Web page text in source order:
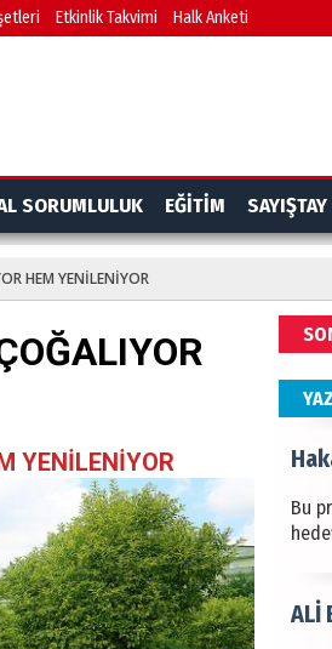
Etkinlik Takvimi Halk Anketi
SORUMLULUK EĞİTİM SAYIŞTAY
HEM YENİLENİYOR
YENİLENİYOR
Bu
ALİ